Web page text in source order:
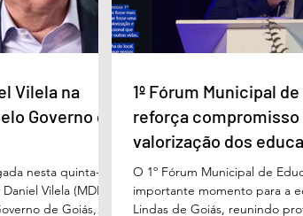
compromisso com a
valorização dos educadores
Vilela na
Governo de
nesta quinta-
Vilela (MDB)
de Goiás,
1º Fórum Municipal
reforça compromisso
valorização dos
Águas Lindas
O 1º Fórum Municipal de
importante momento para a
Lindas de Goiás, reunindo